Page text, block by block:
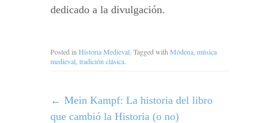
dedicado a la divulgación.
Posted in Historia Medieval. Tagged with Módena música
medieval tradición clásica.
← Mein Kampf: La historia del libro
que cambió la Historia (o no)